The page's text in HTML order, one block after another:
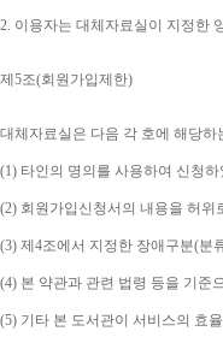
2. 이용자는 대체자료실이 지정한
제 5조(회원가입제한)
대체자료실은 다음 각 호에 해당
(1) 타인의 명의를 사용하여 신청하
(2) 회원가입신청서의 내용을 허위
(3) 제 4조에서 지정한 장애구분(분
(4) 본 약관과 관련 법령 등을 기준
(5) 기타 본 도서관이 서비스의 효